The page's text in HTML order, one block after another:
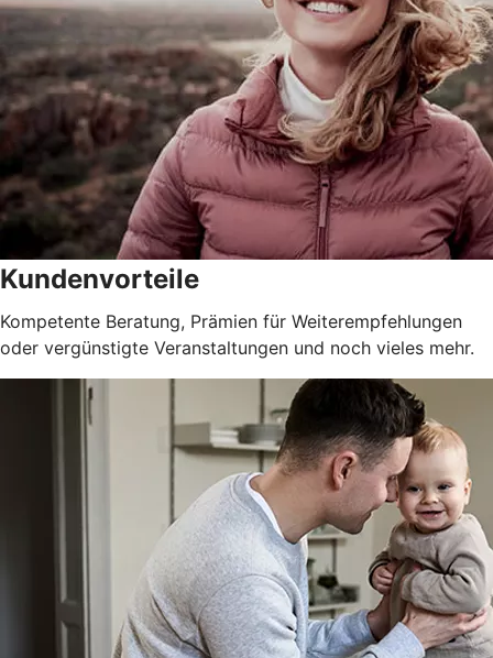
Kundenvorteile
Kompetente Beratung, Prämien für Weiterempfehlungen
oder vergünstigte Veranstaltungen und noch vieles mehr.